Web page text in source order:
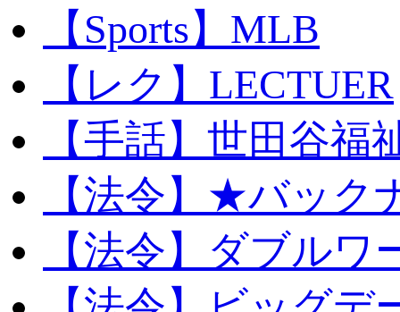
【Sports】MLB
【レク】LECTUER
【手話】世田谷福
【法令】★バック
【法令】ダブルワ